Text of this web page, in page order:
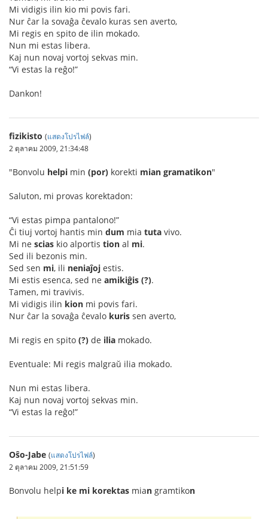
Mi vidigis ilin kio mi povis fari.
Nur ĉar la sovaĝa ĉevalo kuras sen averto,
Mi regis en spito de ilin mokado.
Nun mi estas libera.
Kaj nun novaj vortoj sekvas min.
“Vi estas la reĝo!”
Dankon!
fizikisto (แสดงโปรไฟล์)
2 ตุลาคม 2009, 21:34:48
"Bonvolu helpi min (por) korekti mian gramatikon"
Saluton, mi provas korektadon:
“Vi estas pimpa pantalono!”
Ĉi tiuj vortoj hantis min dum mia tuta vivo.
Mi ne scias kio alportis tion al mi.
Sed ili bezonis min.
Sed sen mi, ili neniaĵoj estis.
Mi estis esenca, sed ne amikiĝis (?).
Tamen, mi travivis.
Mi vidigis ilin kion mi povis fari.
Nur ĉar la sovaĝa ĉevalo kuris sen averto,
Mi regis en spito (?) de ilia mokado.
Eventuale: Mi regis malgraŭ ilia mokado.
Nun mi estas libera.
Kaj nun novaj vortoj sekvas min.
“Vi estas la reĝo!”
Oŝo-Jabe (แสดงโปรไฟล์)
2 ตุลาคม 2009, 21:51:59
Bonvolu helpi ke mi korektas mian gramtikon